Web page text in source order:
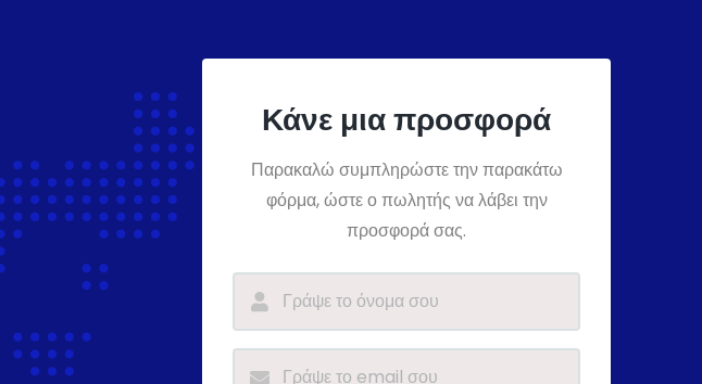
Κάνε μια προσφορά
Παρακαλώ συμπληρώστε την παρακάτω
φόρμα, ώστε ο πωλητής να λάβει την
προσφορά σας.